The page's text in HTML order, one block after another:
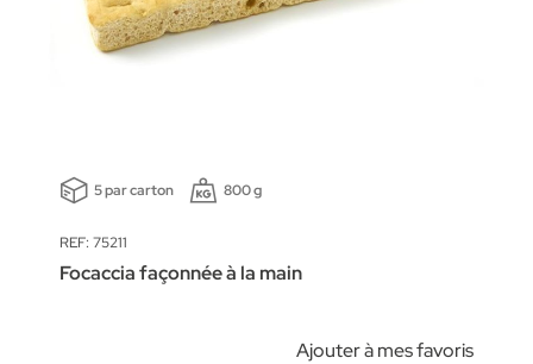
5 par carton 800 g
REF: 75211
Focaccia façonnée à la main
Ajouter à mes favoris